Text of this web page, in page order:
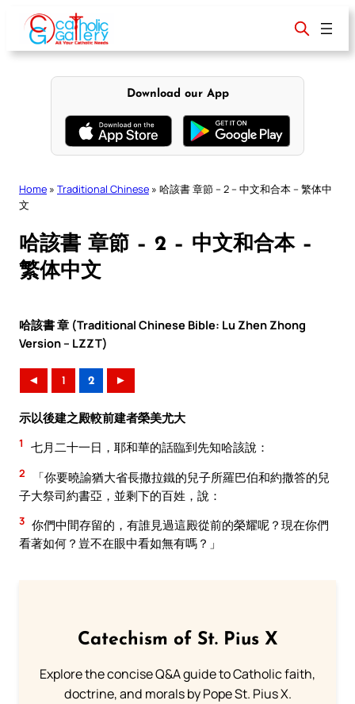
content
Download our App
Home » Traditional Chinese » 哈該書 章節 – 2 – 中文和合本 – 繁体中
文
哈該書 章節 – 2 – 中文和合本 –
繁体中文
哈該書 章 (Traditional Chinese Bible: Lu Zhen Zhong
Version – LZZT)
◄ 1 2 ►
示以後建之殿較前建者榮美尤大
1 七月二十一日，耶和華的話臨到先知哈該說：
2
「你要曉諭猶大省長撒拉鐵的兒子所羅巴伯和約撒答的兒
子大祭司約書亞，並剩下的百姓，說：
3 你們中間存留的，有誰見過這殿從前的榮耀呢？現在你們
看著如何？豈不在眼中看如無有嗎？」
Catechism of St. Pius X
Explore the concise Q&A guide to Catholic faith,
doctrine, and morals by Pope St. Pius X.